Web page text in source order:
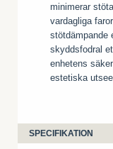
minimerar
vardagliga
stötdämpande
skyddsfodral
enhetens
estetiska
SPECIFIKATION